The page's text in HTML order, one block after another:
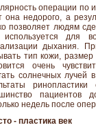
операции по
она недорого, а
позволяет людям
для
дыхания.
тип кожи,
очень
солнечных лучей
пациентов
недель после
- пластика век